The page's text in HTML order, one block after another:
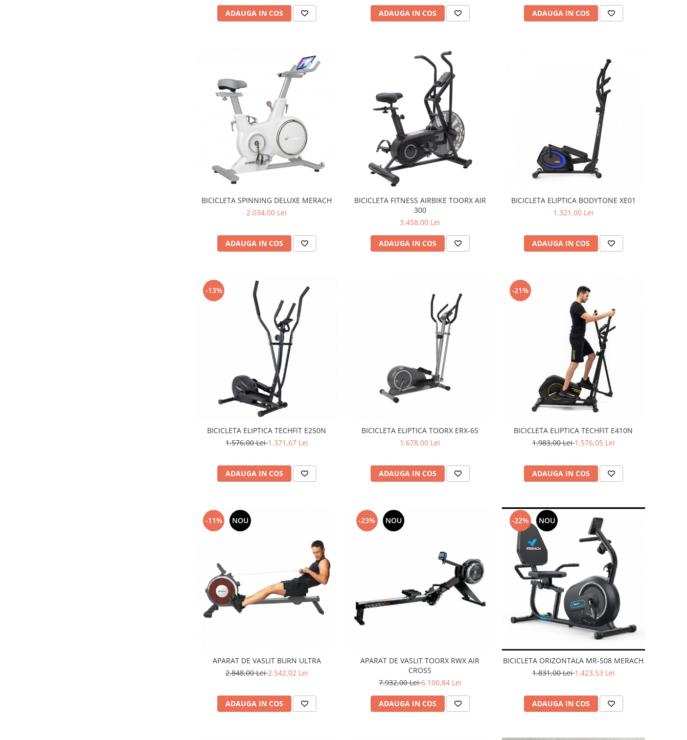
ADAUGA IN COS ADAUGA IN COS ADAUGA IN COS
BICICLETA SPINNING DELUXE MERACH
2.034,00 Lei
ADAUGA IN COS
BICICLETA FITNESS AIRBIKE TOORX AIR
300
3.458,00 Lei
ADAUGA IN COS
BICICLETA ELIPTICA BODYTONE XE01
1.321,00 Lei
ADAUGA IN COS
-13%
BICICLETA ELIPTICA TECHFIT E250N
1.576,00 Lei1.371,67 Lei
ADAUGA IN COS
BICICLETA ELIPTICA TOORX ERX-65
1.678,00 Lei
ADAUGA IN COS
-21%
BICICLETA ELIPTICA TECHFIT E410N
1.983,00 Lei1.576,05 Lei
ADAUGA IN COS
-11% NOU
APARAT DE VASLIT BURN ULTRA
2.848,00 Lei2.542,02 Lei
ADAUGA IN COS
-23% NOU
APARAT DE VASLIT TOORX RWX AIR
CROSS
7.932,00 Lei6.100,84 Lei
ADAUGA IN COS
-22% NOU
BICICLETA ORIZONTALA MR-S08 MERACH
1.831,00 Lei1.423,53 Lei
ADAUGA IN COS